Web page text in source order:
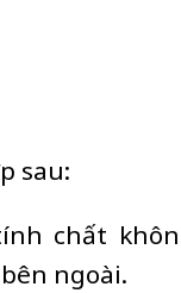
sau:
chất
ngoài.